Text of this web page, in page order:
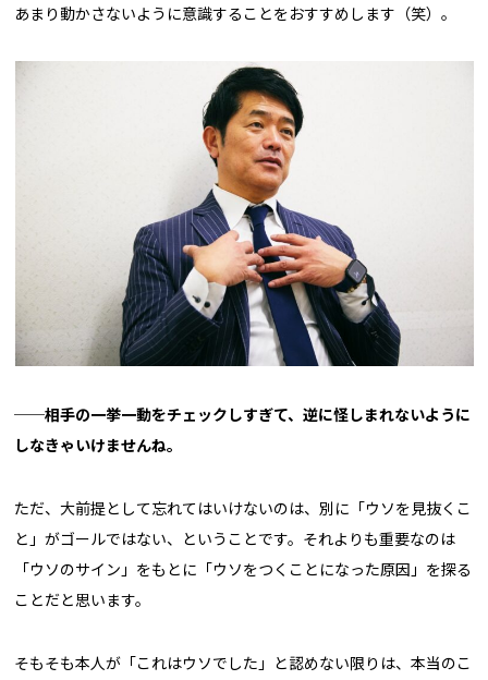
あまり動かさないように意識することをおすすめします（笑）。
──相手の一挙一動をチェックしすぎて、逆に怪しまれないように
しなきゃいけませんね。
ただ、大前提として忘れてはいけないのは、別に「ウソを見抜くこ
と」がゴールではない、ということです。それよりも重要なのは
「ウソのサイン」をもとに「ウソをつくことになった原因」を探る
ことだと思います。
そもそも本人が「これはウソでした」と認めない限りは、本当のこ